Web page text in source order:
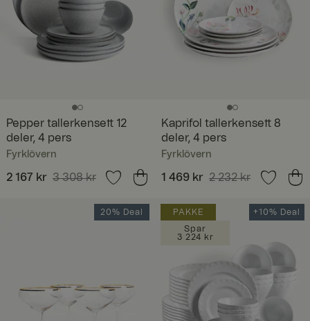
Pepper tallerkensett 12
deler, 4 pers
Fyrklövern
Nåværende pris:
2 167 kr 3 308 kr
Kaprifol tallerkensett 8
deler, 4 pers
Fyrklövern
Nåværende pris:
2 232 kr
1 469 kr 2 232 kr
20% Deal
PAKKE
Spar
3 224 kr
+10% Deal